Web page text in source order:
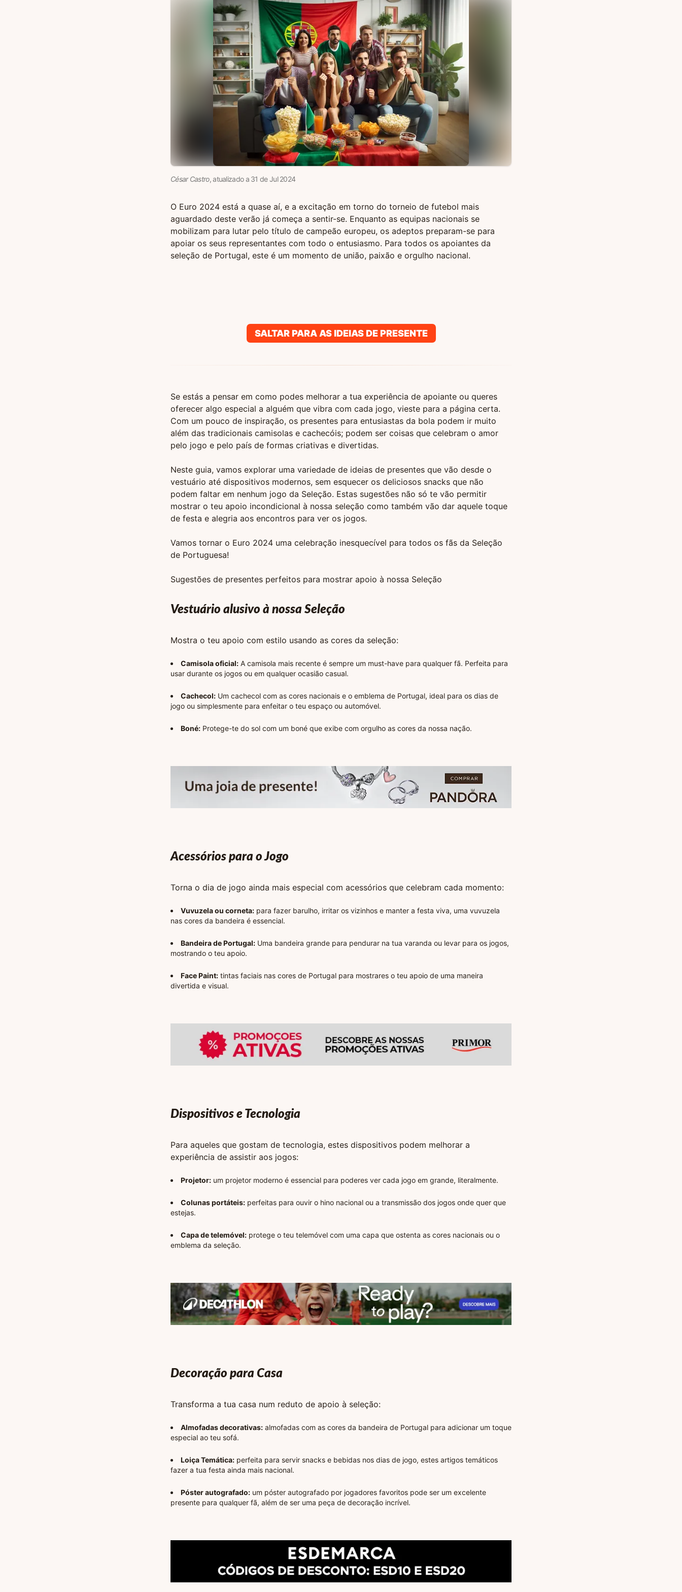
César Castro, atualizado a 31 deJul 2024
O Euro 2024 está a quase aí, e a excitação em torno do torneio de futebol mais
aguardado deste verão já começa a sentir-se. Enquanto as equipas nacionais se
mobilizam para lutar pelo título de campeão europeu, os adeptos preparam-se para
apoiar os seus representantes com todo o entusiasmo. Para todos os apoiantes da
seleção de Portugal, este é um momento de união, paixão e orgulho nacional.
SALTAR PARA AS IDEIAS DE PRESENTE
Se estás a pensar em como podes melhorar a tua experiência de apoiante ou queres
oferecer algo especial a alguém que vibra com cada jogo, vieste para a página certa.
Com um pouco de inspiração, os presentes para entusiastas da bola podem ir muito
além das tradicionais camisolas e cachecóis; podem ser coisas que celebram o amor
pelo jogo e pelo país de formas criativas e divertidas.
Neste guia, vamos explorar uma variedade de ideias de presentes que vão desde o
vestuário até dispositivos modernos, sem esquecer os deliciosos snacks que não
podem faltar em nenhum jogo da Seleção. Estas sugestões não só te vão permitir
mostrar o teu apoio incondicional à nossa seleção como também vão dar aquele toque
de festa e alegria aos encontros para ver os jogos.
Vamos tornar o Euro 2024 uma celebração inesquecível para todos os fãs da Seleção
de Portuguesa!
Sugestões de presentes perfeitos para mostrar apoio à nossa Seleção
Vestuário alusivo à nossa Seleção
Mostra o teu apoio com estilo usando as cores da seleção:
Camisola oficial: A camisola mais recente é sempre um must-have para qualquer fã. Perfeita para
usar durante os jogos ou em qualquer ocasião casual.
Cachecol: Um cachecol com as cores nacionais e o emblema de Portugal, ideal para os dias de
jogo ou simplesmente para enfeitar o teu espaço ou automóvel.
Boné: Protege-te do sol com um boné que exibe com orgulho as cores da nossa nação.
Acessórios para o Jogo
Torna o dia de jogo ainda mais especial com acessórios que celebram cada momento:
Vuvuzela ou corneta: para fazer barulho, irritar os vizinhos e manter a festa viva, uma vuvuzela
nas cores da bandeira é essencial.
Bandeira de Portugal: Uma bandeira grande para pendurar na tua varanda ou levar para os jogos,
mostrando o teu apoio.
Face Paint: tintas faciais nas cores de Portugal para mostrares o teu apoio de uma maneira
divertida e visual.
Dispositivos e Tecnologia
Para aqueles que gostam de tecnologia, estes dispositivos podem melhorar a
experiência de assistir aos jogos:
Projetor: um projetor moderno é essencial para poderes ver cada jogo em grande, literalmente.
Colunas portáteis: perfeitas para ouvir o hino nacional ou a transmissão dos jogos onde quer que
estejas.
Capa de telemóvel: protege o teu telemóvel com uma capa que ostenta as cores nacionais ou o
emblema da seleção.
Decoração para Casa
Transforma a tua casa num reduto de apoio à seleção:
Almofadas decorativas: almofadas com as cores da bandeira de Portugal para adicionar um toque
especial ao teu sofá.
Loiça Temática: perfeita para servir snacks e bebidas nos dias de jogo, estes artigos temáticos
fazer a tua festa ainda mais nacional.
Póster autografado: um póster autografado por jogadores favoritos pode ser um excelente
presente para qualquer fã, além de ser uma peça de decoração incrível.